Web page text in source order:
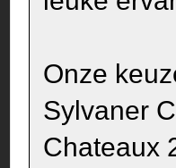
Onze
Sylvaner
Chateaux